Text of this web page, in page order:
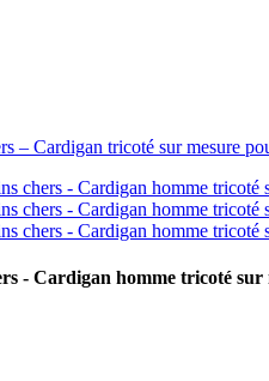
- Cardigan homme tricoté